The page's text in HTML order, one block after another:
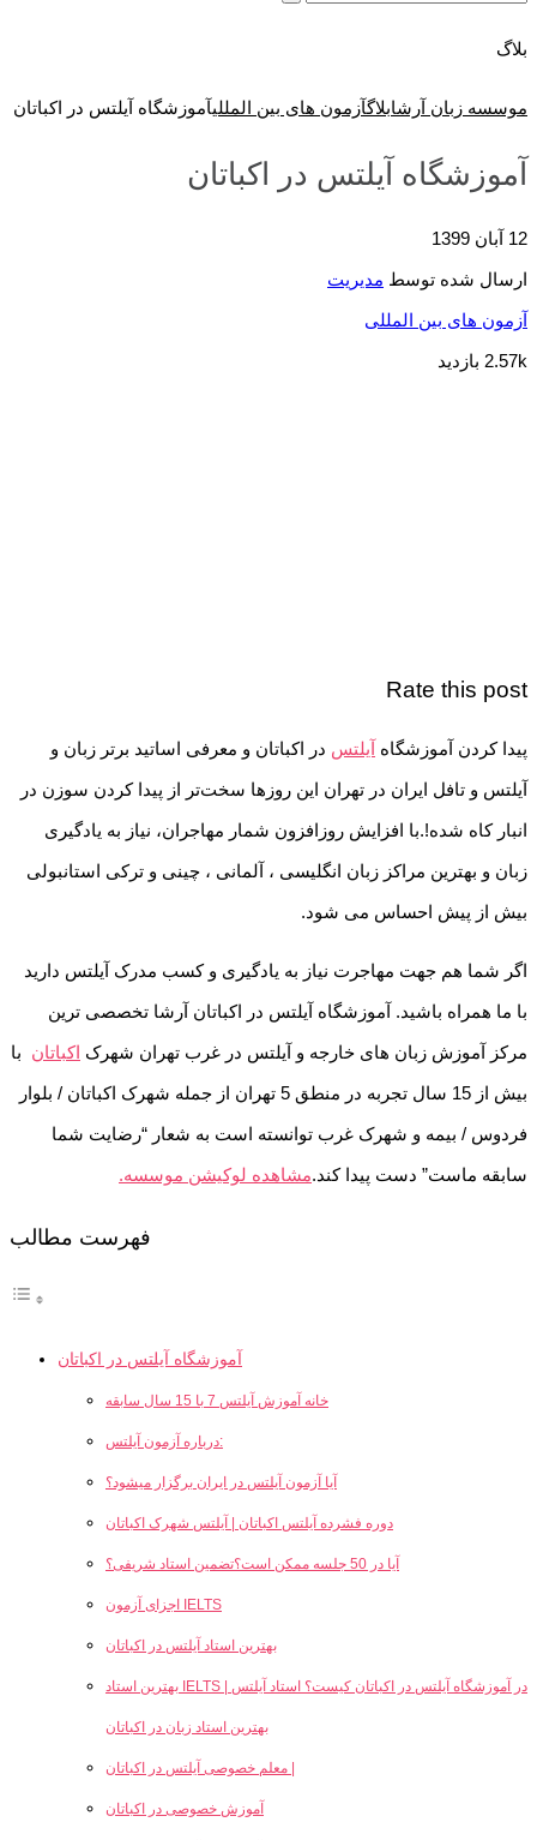
بلاگ
موسسه زبان آرشابلاگآزمون های بین المللیآموزشگاه آیلتس در اکباتان
آموزشگاه آیلتس در اکباتان
12 آبان 1399
ارسال شده توسط مدیریت
آزمون های بین المللی
2.57k بازدید
Rate this post
پیدا کردن آموزشگاه آیلتس در اکباتان و معرفی اساتید برتر زبان و
آیلتس و تافل ایران در تهران این روزها سخت‌تر از پیدا کردن سوزن در
انبار کاه شده!.با افزایش روزافزون شمار مهاجران، نیاز به یادگیری
زبان و بهترین مراکز زبان انگلیسی ، آلمانی ، چینی و ترکی استانبولی
بیش از پیش احساس می شود.
اگر شما هم جهت مهاجرت نیاز به یادگیری و کسب مدرک آیلتس دارید
با ما همراه باشید. آموزشگاه آیلتس در اکباتان آرشا تخصصی ترین
مرکز آموزش زبان های خارجه و آیلتس در غرب تهران شهرک اکباتان با
بیش از 15 سال تجربه در منطق 5 تهران از جمله شهرک اکباتان / بلوار
فردوس / بیمه و شهرک غرب توانسته است به شعار “رضایت شما
سابقه ماست” دست پیدا کند.مشاهده لوکیشن موسسه.
فهرست مطالب
آموزشگاه آیلتس در اکباتان
خانه آموزش آیلتس 7 با 15 سال سابقه
درباره آزمون آیلتس:
آیا آزمون آیلتس در ایران برگزار میشود؟
دوره فشرده آیلتس اکباتان | آیلتس شهرک اکباتان
آیا در 50 جلسه ممکن است؟تضمین استاد شریفی؟
اجزای آزمون IELTS
بهترین استاد آیلتس در اکباتان
بهترین استاد IELTS در آموزشگاه آیلتس در اکباتان کیست؟ استاد آیلتس |
بهترین استاد زبان در اکباتان
آموزش خصوصی در اکباتان